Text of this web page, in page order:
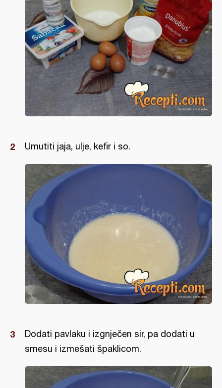
Umutiti jaja, ulje, kefir i so.
Dodati pavlaku i izgnječen sir, pa dodati u
smesu i izmešati špaklicom.